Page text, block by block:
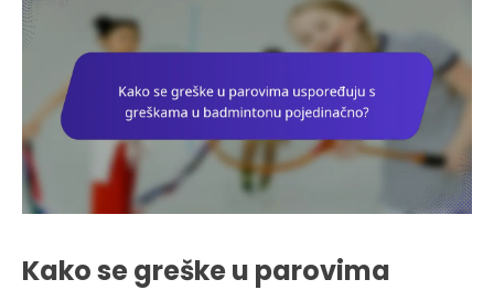
Kako se greške u parovima